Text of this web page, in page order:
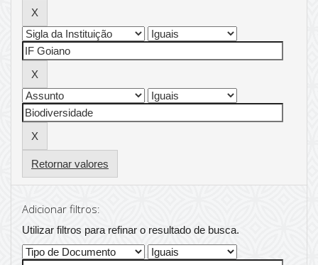
Retornar valores
Adicionar filtros:
Utilizar filtros para refinar o resultado de busca.